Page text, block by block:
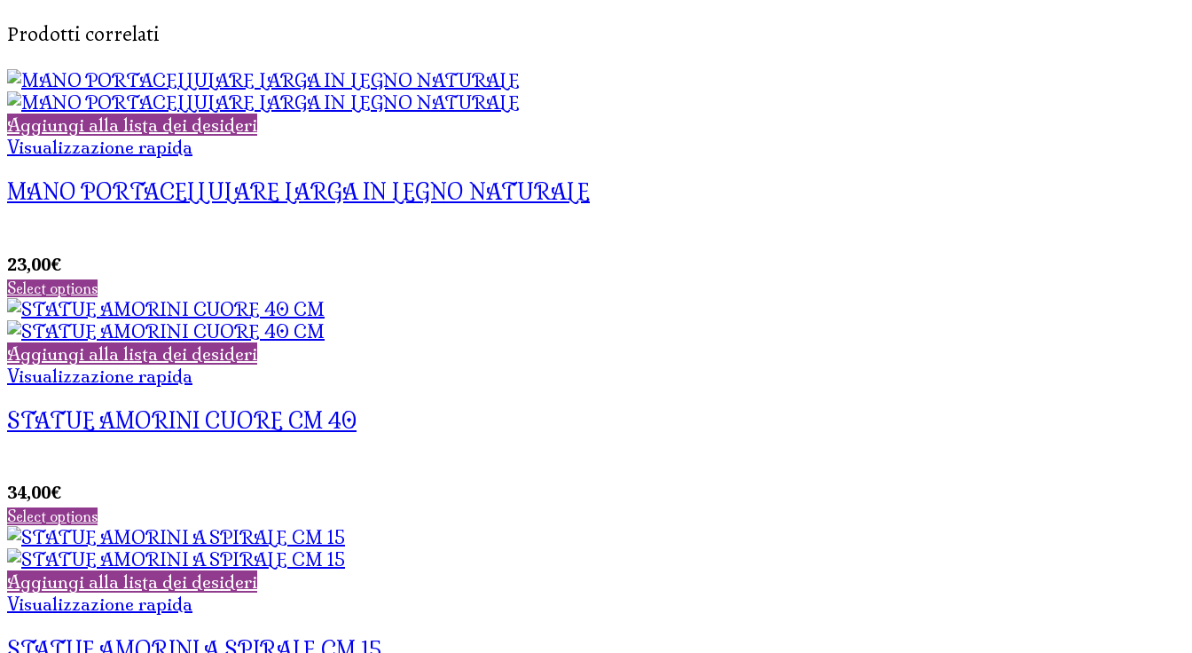
Prodotti correlati
Aggiungi alla lista dei desideri
Visualizzazione rapida
MANO PORTACELLULARE LARGA IN LEGNO NATURALE
23,00€
Select options
Aggiungi alla lista dei desideri
Visualizzazione rapida
STATUE AMORINI CUORE CM 40
34,00€
Select options
Aggiungi alla lista dei desideri
Visualizzazione rapida